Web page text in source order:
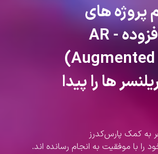
پروژه های
واقعیت افزوده - AR
ها را پیدا
به کمک پارس‌کدرز
را با موفقیت به انجام رسانده اند.